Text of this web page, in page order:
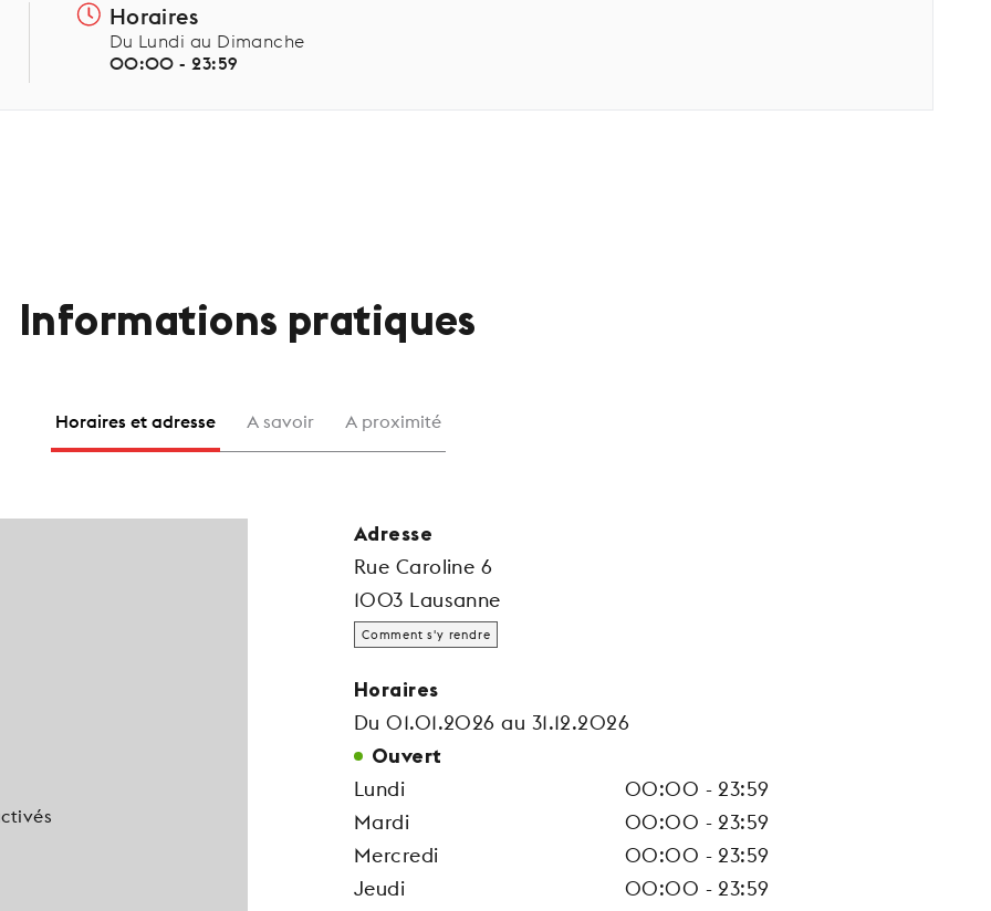
Horaires
Du Lundi au Dimanche
00:00 - 23:59
Informations pratiques
Horaires et adresse A savoir A proximité
Adresse
Rue Caroline 6
1003 Lausanne
Comment s'y rendre
Horaires
Du 01.01.2026 au 31.12.2026
Ouvert
Lundi
00:00 - 23:59
Mardi
00:00 - 23:59
Mercredi
00:00 - 23:59
Jeudi
00:00 - 23:59